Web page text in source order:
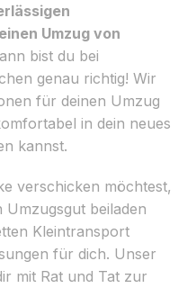
Umzug von
bist du bei
genau richtig! Wir
für deinen Umzug
in dein neues
kannst.
verschicken möchtest,
beiladen
Kleintransport
für dich. Unser
mit Rat und Tat zur